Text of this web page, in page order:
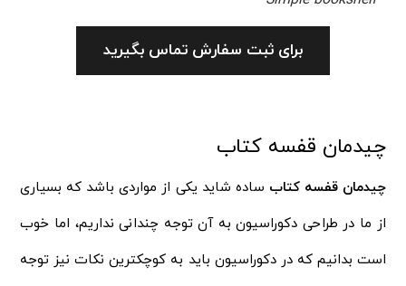
برای ثبت سفارش تماس بگیرید
چیدمان قفسه کتاب
چیدمان قفسه کتاب ساده شاید یکی از مواردی باشد که بسیاری
از ما در طراحی دکوراسیون به آن توجه چندانی نداریم، اما خوب
است بدانیم که در دکوراسیون باید به کوچکترین نکات نیز توجه